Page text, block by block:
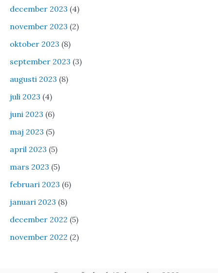
december 2023 (4)
november 2023 (2)
oktober 2023 (8)
september 2023 (3)
augusti 2023 (8)
juli 2023 (4)
juni 2023 (6)
maj 2023 (5)
april 2023 (5)
mars 2023 (5)
februari 2023 (6)
januari 2023 (8)
december 2022 (5)
november 2022 (2)